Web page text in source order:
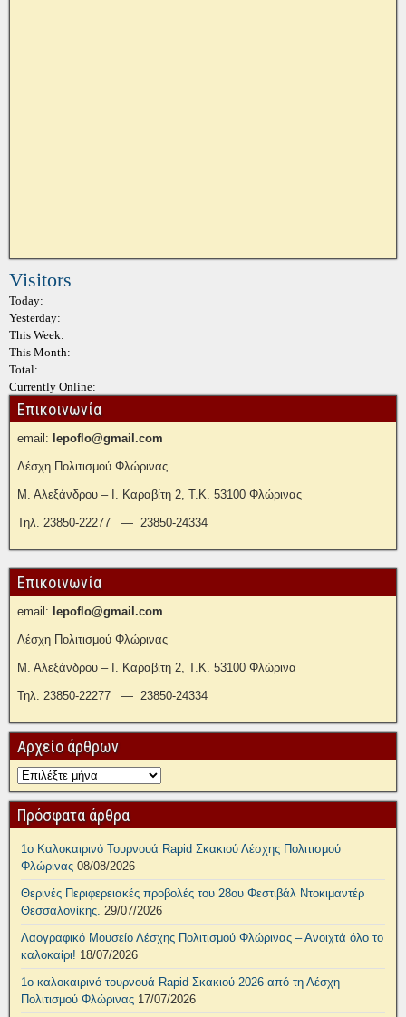
Visitors
Today:
Yesterday:
This Week:
This Month:
Total:
Currently Online:
Επικοινωνία
email: lepoflo@gmail.com
Λέσχη Πολιτισμού Φλώρινας
Μ. Αλεξάνδρου – Ι. Καραβίτη 2, Τ.Κ. 53100 Φλώρινας
Τηλ. 23850-22277 — 23850-24334
Επικοινωνία
email: lepoflo@gmail.com
Λέσχη Πολιτισμού Φλώρινας
Μ. Αλεξάνδρου – Ι. Καραβίτη 2, Τ.Κ. 53100 Φλώρινα
Τηλ. 23850-22277 — 23850-24334
Αρχείο άρθρων
Πρόσφατα άρθρα
1ο Καλοκαιρινό Τουρνουά Rapid Σκακιού Λέσχης Πολιτισμού
Φλώρινας 08/08/2026
Θερινές Περιφερειακές προβολές του 28ου Φεστιβάλ Ντοκιμαντέρ
Θεσσαλονίκης. 29/07/2026
Λαογραφικό Μουσείο Λέσχης Πολιτισμού Φλώρινας – Ανοιχτά όλο το
καλοκαίρι! 18/07/2026
1ο καλοκαιρινό τουρνουά Rapid Σκακιού 2026 από τη Λέσχη
Πολιτισμού Φλώρινας 17/07/2026